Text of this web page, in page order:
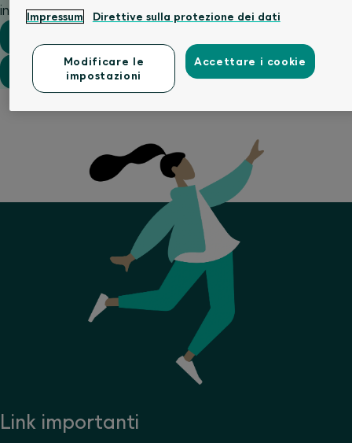
indicando la vostra richiesta.
Inviare la richiesta
Link importanti
Impressum Direttive sulla protezione dei dati
Modificare le
impostazioni
Accettare i cookie